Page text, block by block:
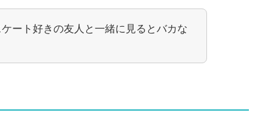
ート好きの友人と一緒に見るとバカな